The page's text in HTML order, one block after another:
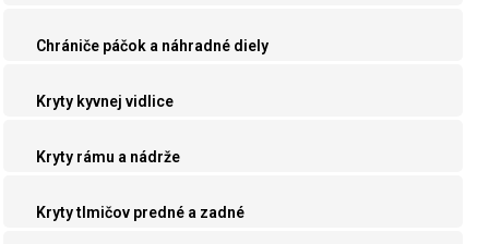
Chrániče páčok a náhradné diely
Kryty kyvnej vidlice
Kryty rámu a nádrže
Kryty tlmičov predné a zadné